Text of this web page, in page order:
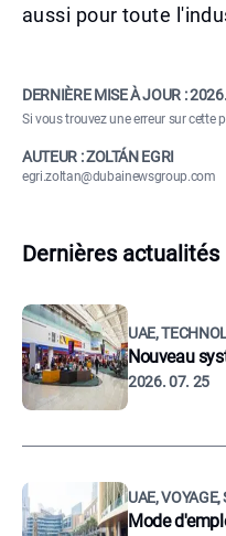
aussi pour toute
DERNIÈRE MISE À JOUR :
Si vous trouvez une erreur sur cette
AUTEUR : ZOLTÁN EGRI
egri.zoltan@dubainewsgroup.com
Dernières actualités
UAE,
Nouveau
2026. 07. 25
UAE, VOYAGE,
Mode